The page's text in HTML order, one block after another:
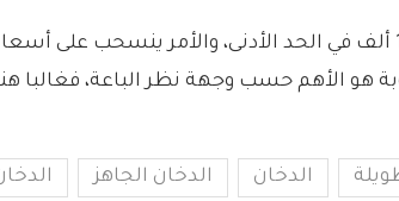
أيضاً، أسعار المعسل ارتفعت لتصل لـ 12 ألف في الحد
هو الأهم حسب وجهة نظر الباعة، فغالبا
الدخان الدخان الجاهز